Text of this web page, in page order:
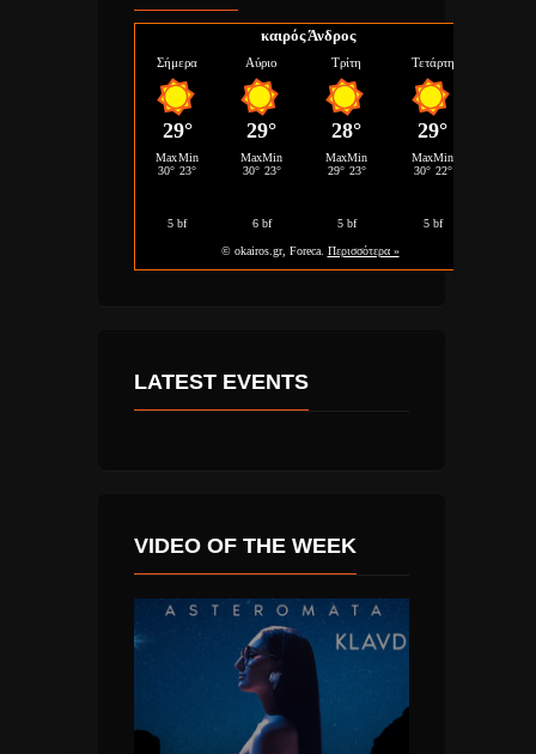
καιρός Άνδρος
LATEST EVENTS
VIDEO OF THE WEEK